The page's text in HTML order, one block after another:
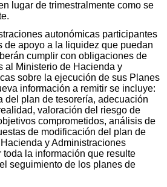
lugar de trimestralmente como se
autonómicas participantes
de apoyo a la liquidez que puedan
cumplir con obligaciones de
al Ministerio de Hacienda y
sobre la ejecución de sus Planes
información a remitir se incluye:
del plan de tesorería, adecuación
valoración del riesgo de
comprometidos, análisis de
de modificación del plan de
y Administraciones
la información que resulte
seguimiento de los planes de